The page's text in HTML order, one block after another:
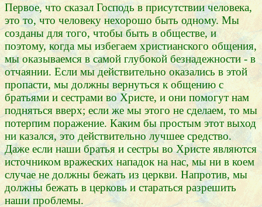
Первое, что сказал Господь в присутствии человека,
это то, что человеку нехорошо быть одному. Мы
созданы для того, чтобы быть в обществе, и
поэтому, когда мы избегаем христианского общения,
мы оказываемся в самой глубокой безнадежности - в
отчаянии. Если мы действительно оказались в этой
пропасти, мы должны вернуться к общению с
братьями и сестрами во Христе, и они помогут нам
подняться вверх; если же мы этого не сделаем, то мы
потерпим поражение. Каким бы простым этот выход
ни казался, это действительно лучшее средство.
Даже если наши братья и сестры во Христе являются
источником вражеских нападок на нас, мы ни в коем
случае не должны бежать из церкви. Напротив, мы
должны бежать в церковь и стараться разрешить
наши проблемы.